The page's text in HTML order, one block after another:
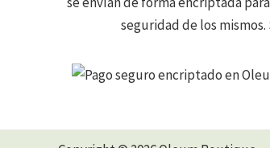
seguridad de los mismos.